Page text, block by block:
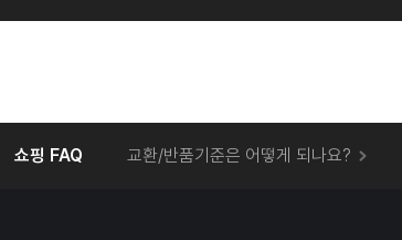
쇼핑 FAQ
온라인에서 주문 후 오프라인 매장에서
교환/반품기준은 어떻게 되나요?